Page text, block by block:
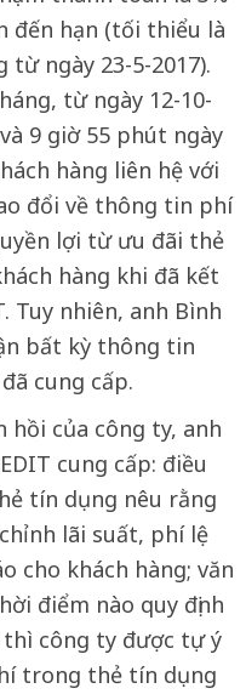
đến hạn (tối thiểu là
từ ngày 23-5-2017).
từ ngày 12-10-
9 giờ 55 phút ngày
hàng liên hệ với
đổi về thông tin phí
lợi từ ưu đãi thẻ
hàng khi đã kết
Tuy nhiên, anh Bình
bất kỳ thông tin
cung cấp.
hồi của công ty, anh
cung cấp: điều
tín dụng nêu rằng
lãi suất, phí lệ
cho khách hàng; văn
điểm nào quy định
thì công ty được tự ý
trong thẻ tín dụng